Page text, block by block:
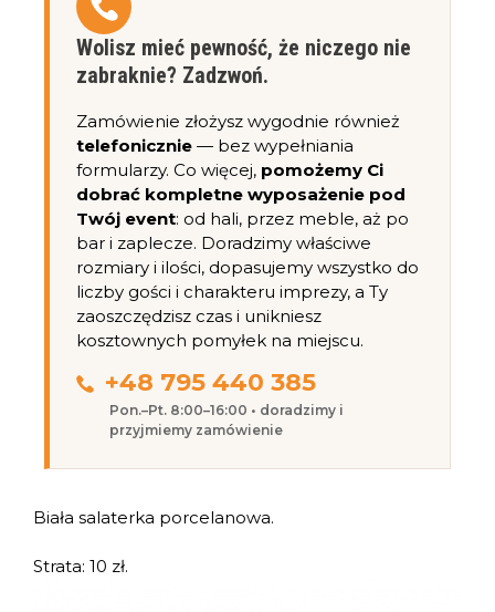
Wolisz mieć pewność, że niczego nie
zabraknie? Zadzwoń.
Zamówienie złożysz wygodnie również
telefonicznie — bez wypełniania
formularzy. Co więcej, pomożemy Ci
dobrać kompletne wyposażenie pod
Twój event: od hali, przez meble, aż po
bar i zaplecze. Doradzimy właściwe
rozmiary i ilości, dopasujemy wszystko do
liczby gości i charakteru imprezy, a Ty
zaoszczędzisz czas i unikniesz
kosztownych pomyłek na miejscu.
+48 795 440 385
Pon.–Pt. 8:00–16:00 • doradzimy i
przyjmiemy zamówienie
Biała salaterka porcelanowa.
Strata: 10 zł.